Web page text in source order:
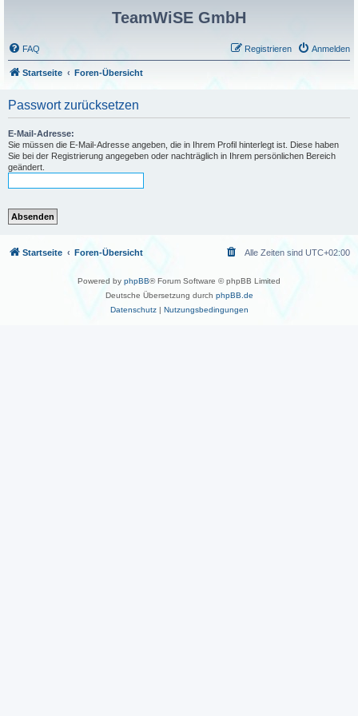
TeamWiSE GmbH
FAQ Anmelden
Registrieren
Startseite Foren-Übersicht
Passwort zurücksetzen
E-Mail-Adresse:
Sie müssen die E-Mail-Adresse angeben, die in Ihrem Profil hinterlegt ist. Diese haben
Sie bei der Registrierung angegeben oder nachträglich in Ihrem persönlichen Bereich
geändert.
Startseite Foren-Übersicht Alle Zeiten sind UTC+02:00
Powered by phpBB® Forum Software © phpBB Limited
Deutsche Übersetzung durch phpBB.de
Datenschutz| Nutzungsbedingungen